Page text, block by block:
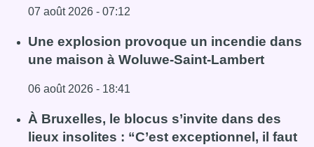
07 août 2026 - 07:12
Lire l'article Schaerbeek : un important incendie dans un
Une explosion provoque un incendie dans
une maison à Woluwe-Saint-Lambert
06 août 2026 - 18:41
Lire l'article Une explosion provoque un incendie dans
À Bruxelles, le blocus s’invite dans des
lieux insolites : “C’est exceptionnel, il faut